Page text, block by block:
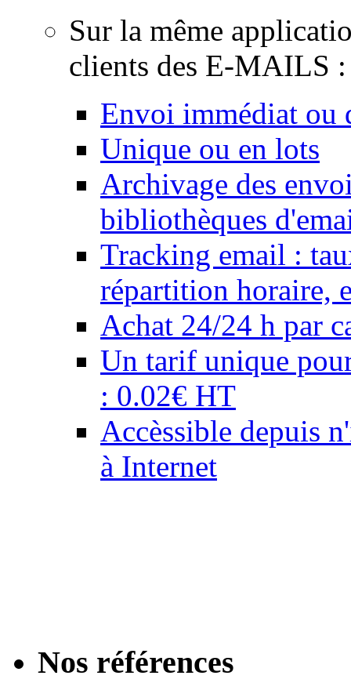
Sur la même
clients des E-MAILS :
Envoi immédiat ou
Unique ou en lots
Archivage des
bibliothèques
Tracking email :
répartition horaire,
Achat 24/24 h par
Un tarif unique
: 0.02€ HT
Accèssible depuis
à Internet
Nos références